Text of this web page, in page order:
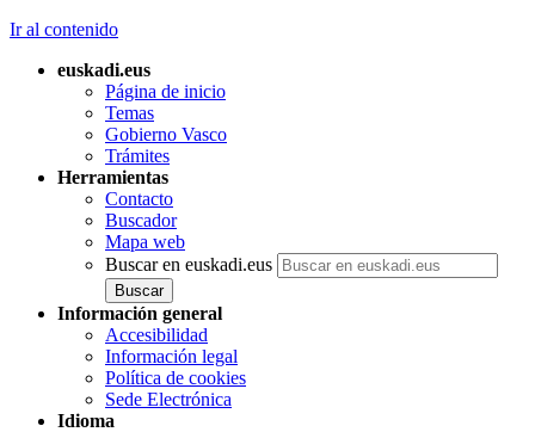
Ir al contenido
euskadi.eus
Página de inicio
Temas
Gobierno Vasco
Trámites
Herramientas
Contacto
Buscador
Mapa web
Buscar en euskadi.eus
Información general
Accesibilidad
Información legal
Política de cookies
Sede Electrónica
Idioma